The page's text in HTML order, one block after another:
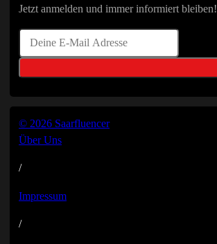
Jetzt anmelden und immer informiert bleiben!
© 2026 Saarfluencer
Über Uns
/
Impressum
/